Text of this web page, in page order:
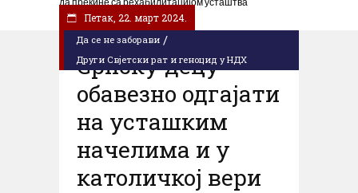
Да се не заборави /
Други Свјетски рат и геноцид у НДХ
Петак, 22. март 2024.
Српску децу
обавезно одгајати
на усташким
начелима и у
католичкој вери